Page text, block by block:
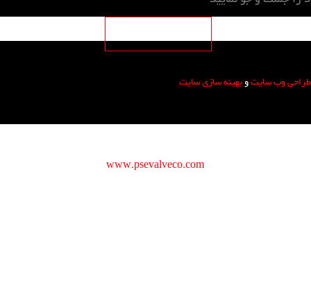
طراحی وب سایتوبهینه سازی سایت
copyright © 2016www.psevalveco.com